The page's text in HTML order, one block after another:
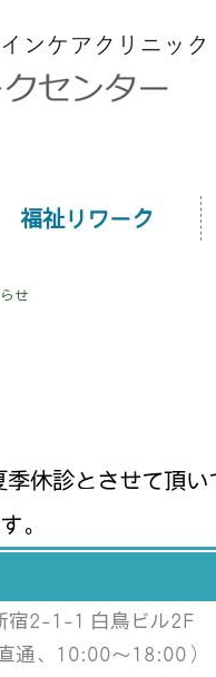
福祉リワーク
せ
休診とさせて頂
。
2-1-1 白鳥ビル2F
通、10:00～18:00）